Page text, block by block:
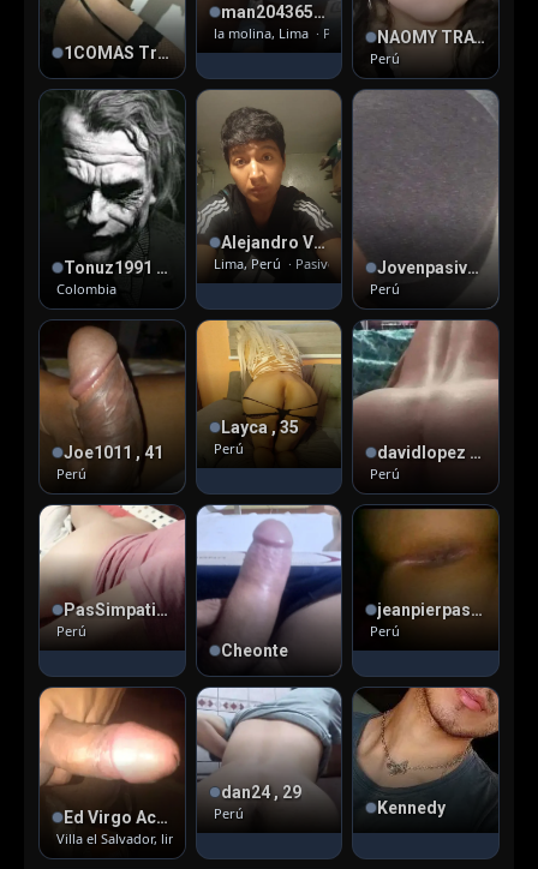
1COMAS TravDcloset ConDepa
man2043656 , 20
la molina, Lima · Pasivo NAOMY TRAVI , 39
Perú
Tonuz1991 , 34
Colombia
Alejandro Viacava , 31
Lima, Perú · Pasivo Jovenpasivo , 24
Perú
Joe1011 , 41
Perú
Layca , 35
Perú davidlopez , 29
Perú
PasSimpatico28 , 30
Perú
Cheonte
jeanpierpas , 39
Perú
Ed Virgo Act , 39
Villa el Salvador, lima · Activo
dan24 , 29
Perú Kennedy